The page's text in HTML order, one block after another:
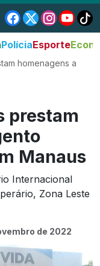
PolíciaEsporte
homenagens a
prestam
Manaus
Internacional
Zona Leste
de 2022